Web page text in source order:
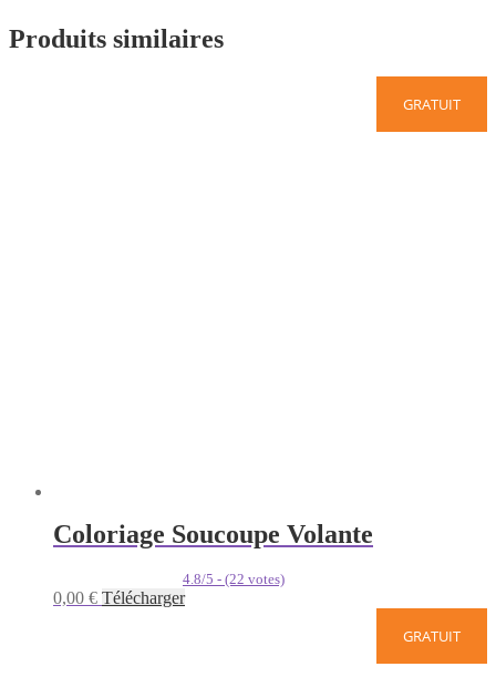
Produits similaires
GRATUIT
Coloriage Soucoupe Volante
4.8/5 - (22 votes)
0,00 € Télécharger
GRATUIT